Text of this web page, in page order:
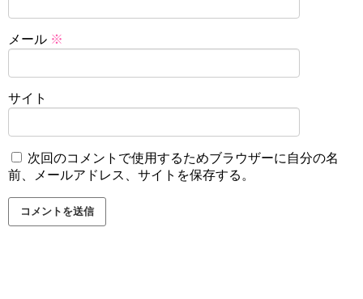
メール ※
サイト
次回のコメントで使用するためブラウザーに自分の名
前、メールアドレス、サイトを保存する。